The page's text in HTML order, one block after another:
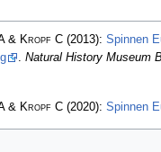
& Kropf C(2013): Spinnen
. Natural History Museum
& Kropf C(2020): Spinnen